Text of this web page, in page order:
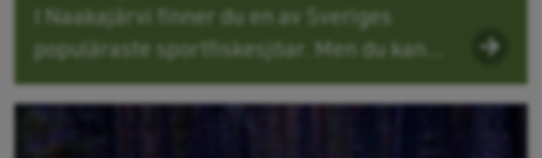
I Naakajärvi finner du en av Sveriges
populäraste sportfiskesjöar. Men du kan...